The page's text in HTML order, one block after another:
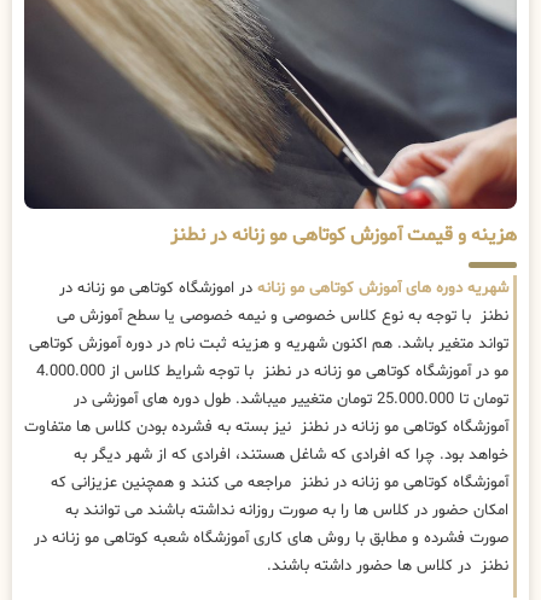
هزینه و قیمت آموزش کوتاهی مو زنانه در نطنز
شهریه دوره های آموزش کوتاهی مو زنانه در اموزشگاه کوتاهی مو زنانه در
نطنز با توجه به نوع کلاس خصوصی و نیمه خصوصی یا سطح آموزش می
تواند متغیر باشد. هم اکنون شهریه و هزینه ثبت نام در دوره آموزش کوتاهی
مو در آموزشگاه کوتاهی مو زنانه در نطنز با توجه شرایط کلاس از 4.000.000
تومان تا 25.000.000 تومان متغییر میباشد. طول دوره های آموزشی در
آموزشگاه کوتاهی مو زنانه در نطنز نیز بسته به فشرده بودن کلاس ها متفاوت
خواهد بود. چرا که افرادی که شاغل هستند، افرادی که از شهر دیگر به
آموزشگاه کوتاهی مو زنانه در نطنز مراجعه می کنند و همچنین عزیزانی که
امکان حضور در کلاس ها را به صورت روزانه نداشته باشند می توانند به
صورت فشرده و مطابق با روش های کاری آموزشگاه شعبه کوتاهی مو زنانه در
نطنز در کلاس ها حضور داشته باشند.